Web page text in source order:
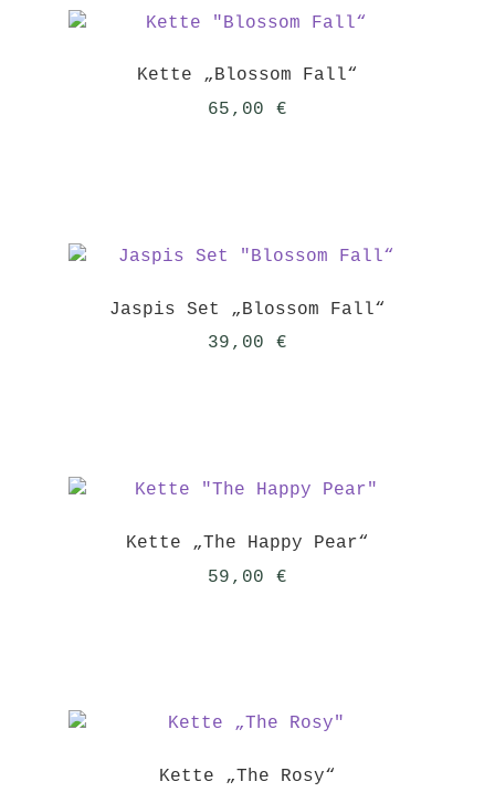
Kette „Blossom Fall“
65,00 €
Jaspis Set „Blossom Fall“
39,00 €
Kette „The Happy Pear“
59,00 €
Kette „The Rosy“